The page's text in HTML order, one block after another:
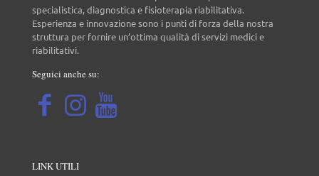
specialistica, diagnostica e fisioterapia riabilitativa.
Esperienza e innovazione sono i punti di forza della nostra
struttura per fornire un’ottima qualità di servizi medici e
riabilitativi.
Seguici anche su:
LINK UTILI